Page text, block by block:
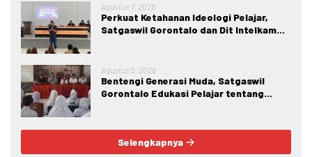
Agustus 7, 2026
Perkuat Ketahanan Ideologi Pelajar,
Satgaswil Gorontalo dan Dit Intelkam
Kabila
Agustus 5, 2026
Bentengi Generasi Muda, Satgaswil
Gorontalo Edukasi Pelajar tentang
Selengkapnya